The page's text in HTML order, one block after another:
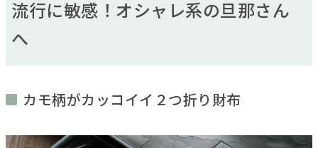
流行に敏感！オシャレ系の旦那さん
へ
カモ柄がカッコイイ２つ折り財布